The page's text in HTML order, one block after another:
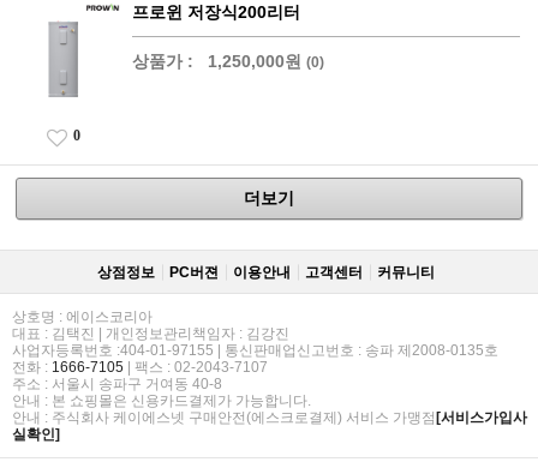
프로윈 저장식200리터
상품가 : 1,250,000원 (0)
0
더보기
상점정보 PC버젼 이용안내 고객센터 커뮤니티
상호명 : 에이스코리아
대표 : 김택진 | 개인정보관리책임자 : 김강진
사업자등록번호 :404-01-97155 | 통신판매업신고번호 : 송파 제2008-0135호
전화 : 1666-7105 | 팩스 : 02-2043-7107
주소 : 서울시 송파구 거여동 40-8
안내 : 본 쇼핑몰은 신용카드결제가 가능합니다.
안내 : 주식회사 케이에스넷 구매안전(에스크로결제) 서비스 가맹점[서비스가입사
실확인]